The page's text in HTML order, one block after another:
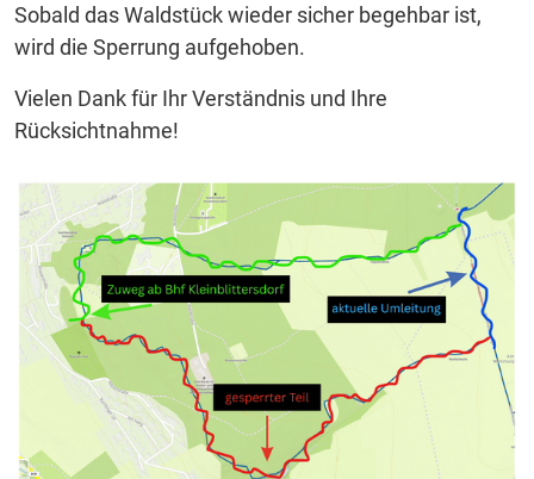
Sobald das Waldstück wieder sicher begehbar ist,
wird die Sperrung aufgehoben.
Vielen Dank für Ihr Verständnis und Ihre
Rücksichtnahme!